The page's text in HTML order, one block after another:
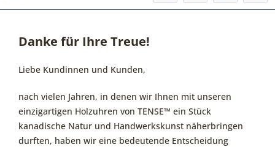
Danke für Ihre Treue!
Liebe Kundinnen und Kunden,
nach vielen Jahren, in denen wir Ihnen mit unseren
einzigartigen Holzuhren von TENSE™ ein Stück
kanadische Natur und Handwerkskunst näherbringen
durften, haben wir eine bedeutende Entscheidung